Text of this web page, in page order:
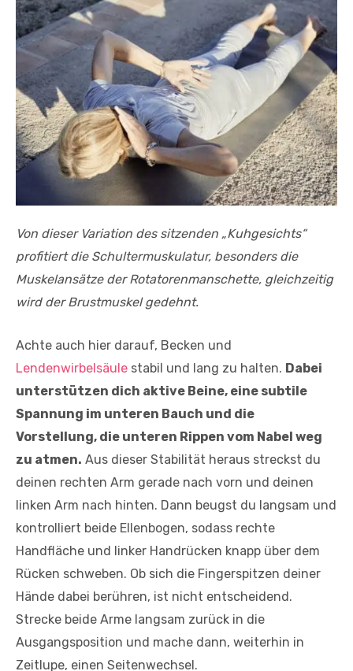
Von dieser Variation des sitzenden „Kuhgesichts“
profitiert die Schultermuskulatur, besonders die
Muskelansätze der Rotatorenmanschette, gleichzeitig
wird der Brustmuskel gedehnt.
Achte auch hier darauf, Becken und
Lendenwirbelsäule stabil und lang zu halten. Dabei
unterstützen dich aktive Beine, eine subtile
Spannung im unteren Bauch und die
Vorstellung, die unteren Rippen vom Nabel weg
zu atmen. Aus dieser Stabili­tät heraus streckst du
deinen rechten Arm gerade nach vorn und deinen
linken Arm nach hinten. Dann beugst du langsam und
kontrolliert beide Ellenbogen, sodass rechte
Handfläche und linker Handrücken knapp über dem
Rücken schweben. Ob sich die Fingerspitzen deiner
Hände dabei berühren, ist nicht entscheidend.
Strecke beide Arme langsam zurück in die
Ausgangsposition und mache dann, weiterhin in
Zeitlupe, einen Seitenwechsel.